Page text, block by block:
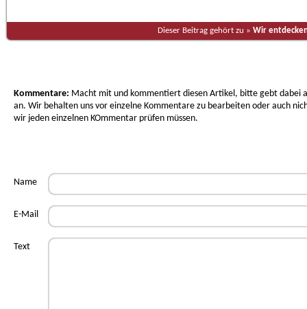
Dieser Beitrag gehört zu » Wir
Kommentare: Macht mit und kommentiert diesen Artikel, bitte gebt dabei
an. Wir behalten uns vor einzelne Kommentare zu bearbeiten oder auch
wir jeden einzelnen KOmmentar prüfen müssen.
Name
E-Mail
Text